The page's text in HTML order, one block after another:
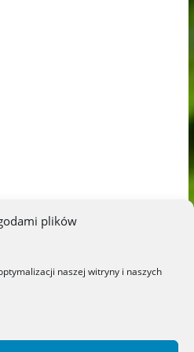
plików
naszej witryny i naszych